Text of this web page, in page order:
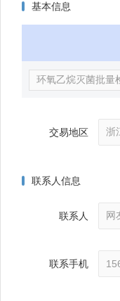
基本信息
交易地区
联系人信息
联系人
联系手机